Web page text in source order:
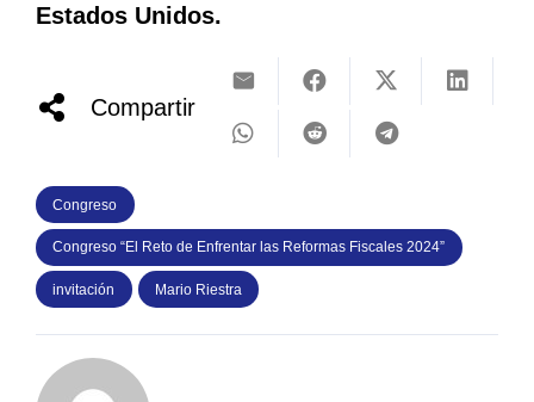
Estados Unidos.
Compartir
Congreso
Congreso “El Reto de Enfrentar las Reformas Fiscales 2024”
invitación Mario Riestra